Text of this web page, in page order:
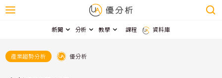
新聞 分析 教學 課程 資料庫
產業趨勢分析 優分析